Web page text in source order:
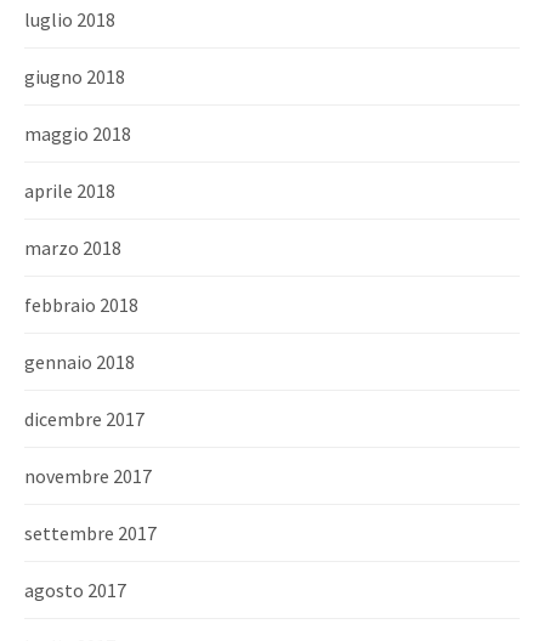
luglio 2018
giugno 2018
maggio 2018
aprile 2018
marzo 2018
febbraio 2018
gennaio 2018
dicembre 2017
novembre 2017
settembre 2017
agosto 2017